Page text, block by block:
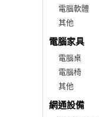
電腦軟體
其他
電腦家具
電腦桌
電腦椅
其他
網通設備